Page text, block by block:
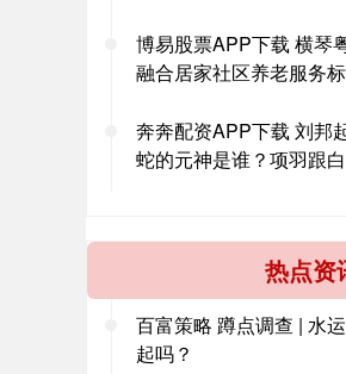
博易股票APP下载 横琴
融合居家社区养老服务
奔奔配资APP下载 刘邦
蛇的元神是谁？项羽跟
热点资
百富策略 蹲点调查 | 水
起吗？